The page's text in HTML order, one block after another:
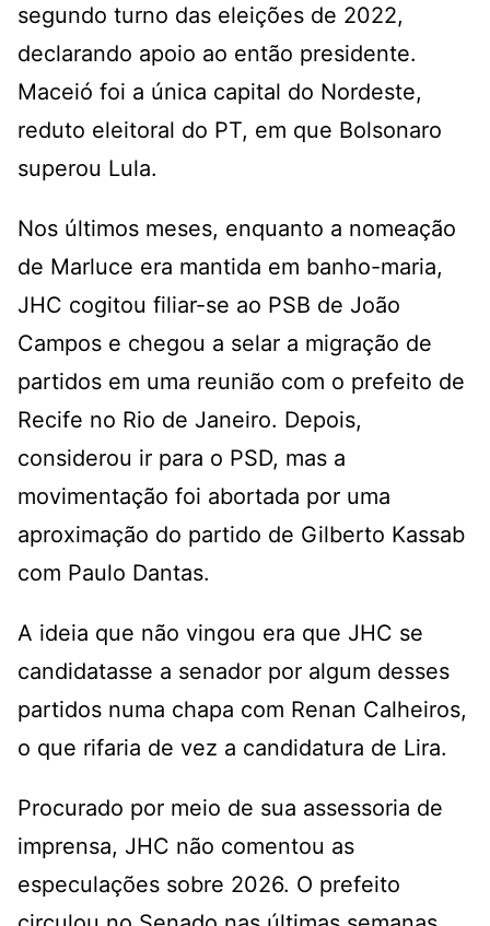
segundo turno das eleições de 2022,
declarando apoio ao então presidente.
Maceió foi a única capital do Nordeste,
reduto eleitoral do PT, em que Bolsonaro
superou Lula.
Nos últimos meses, enquanto a nomeação
de Marluce era mantida em banho-maria,
JHC cogitou filiar-se ao PSB de João
Campos e chegou a selar a migração de
partidos em uma reunião com o prefeito de
Recife no Rio de Janeiro. Depois,
considerou ir para o PSD, mas a
movimentação foi abortada por uma
aproximação do partido de Gilberto Kassab
com Paulo Dantas.
A ideia que não vingou era que JHC se
candidatasse a senador por algum desses
partidos numa chapa com Renan Calheiros,
o que rifaria de vez a candidatura de Lira.
Procurado por meio de sua assessoria de
imprensa, JHC não comentou as
especulações sobre 2026. O prefeito